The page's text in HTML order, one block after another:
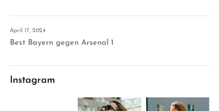
April 17, 2024
Best Bayern gegen Arsenal 1
Instagram